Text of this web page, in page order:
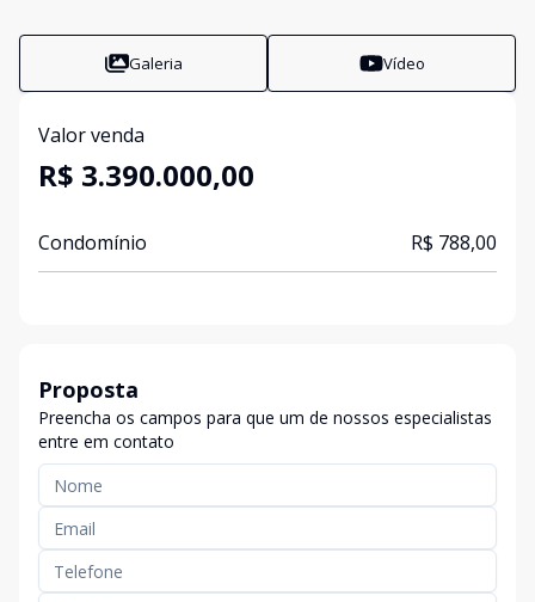
Galeria Vídeo
Valor venda
R$ 3.390.000,00
Condomínio R$ 788,00
Proposta
Preencha os campos para que um de nossos especialistas
entre em contato